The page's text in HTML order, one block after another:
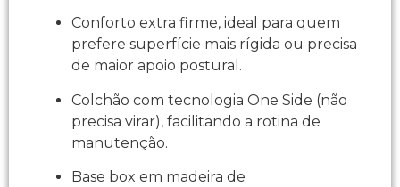
Conforto extra firme, ideal para quem
prefere superfície mais rígida ou precisa
de maior apoio postural.​
Colchão com tecnologia One Side (não
precisa virar), facilitando a rotina de
manutenção.​
Base box em madeira de